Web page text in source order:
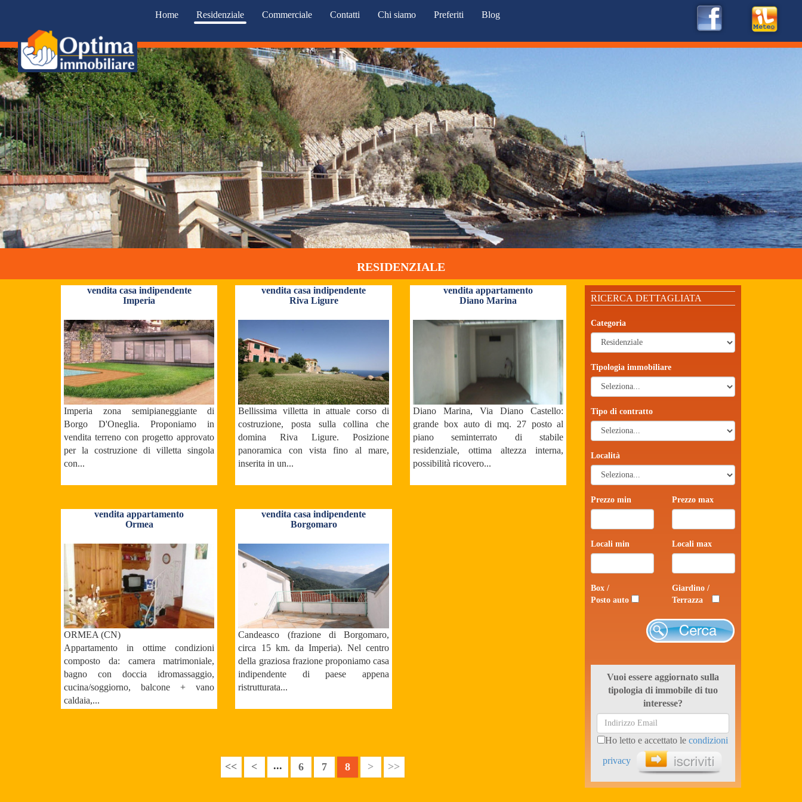
Home Residenziale Commerciale Contatti Chi siamo Preferiti Blog
RESIDENZIALE
vendita casa indipendente
Imperia
Imperia zona semipianeggiante di
Borgo D'Oneglia. Proponiamo in
vendita terreno con progetto approvato
per la costruzione di villetta singola
con...
vendita casa indipendente
Riva Ligure
Bellissima villetta in attuale corso di
costruzione, posta sulla collina che
domina Riva Ligure. Posizione
panoramica con vista fino al mare,
inserita in un...
vendita appartamento
Diano Marina
Diano Marina, Via Diano Castello:
grande box auto di mq. 27 posto al
piano seminterrato di stabile
residenziale, ottima altezza interna,
possibilità ricovero...
vendita appartamento
Ormea
ORMEA (CN)
Appartamento in ottime condizioni
composto da: camera matrimoniale,
bagno con doccia idromassaggio,
cucina/soggiorno, balcone + vano
caldaia,...
vendita casa indipendente
Borgomaro
Candeasco (frazione di Borgomaro,
circa 15 km. da Imperia). Nel centro
della graziosa frazione proponiamo casa
indipendente di paese appena
ristrutturata...
<< < ... 6 7 8 > >>
RICERCA DETTAGLIATA
Categoria
Tipologia immobiliare
Tipo di contratto
Località
Prezzo min Prezzo max
Locali min Locali max
Box /
Posto auto
Giardino /
Terrazza
Cerca
Vuoi essere aggiornato sulla
tipologia di immobile di tuo
interesse?
Ho letto e accettato lecondizioni
privacy
Iscriviti ora